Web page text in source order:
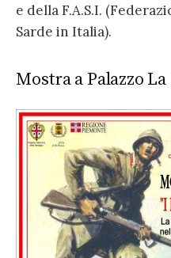
e della F.A.S.I.
Sarde in Italia).
Mostra a Palazzo